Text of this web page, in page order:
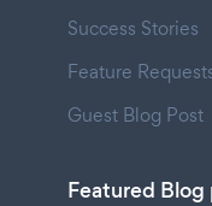
Success Stories
Feature
Guest Blog Post
Featured Blog